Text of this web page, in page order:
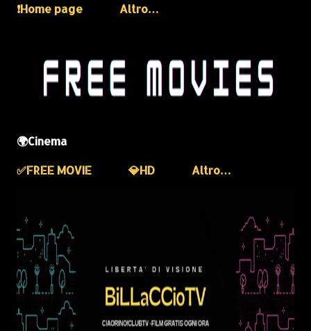
❗️Home page
Altro…
🌍Cinema
✅️FREE MOVIE
💎HD Altro…